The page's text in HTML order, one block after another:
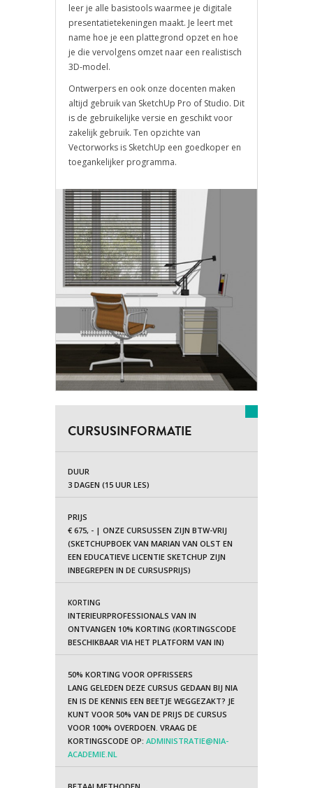
leer je alle basistools waarmee je digitale
presentatietekeningen maakt. Je leert met
name hoe je een plattegrond opzet en hoe
je die vervolgens omzet naar een realistisch
3D-model.
Ontwerpers en ook onze docenten maken
altijd gebruik van SketchUp Pro of Studio. Dit
is de gebruikelijke versie en geschikt voor
zakelijk gebruik. Ten opzichte van
Vectorworks is SketchUp een goedkoper en
toegankelijker programma.
CURSUSINFORMATIE
DUUR
3 DAGEN (15 UUR LES)
PRIJS
€ 675, - | ONZE CURSUSSEN ZIJN BTW-VRIJ
(SKETCHUPBOEK VAN MARIAN VAN OLST EN
EEN EDUCATIEVE LICENTIE SKETCHUP ZIJN
INBEGREPEN IN DE CURSUSPRIJS)
KORTING
INTERIEURPROFESSIONALS VAN IN
ONTVANGEN 10% KORTING (KORTINGSCODE
BESCHIKBAAR VIA HET PLATFORM VAN IN)
50% KORTING VOOR OPFRISSERS
LANG GELEDEN DEZE CURSUS GEDAAN BIJ NIA
EN IS DE KENNIS EEN BEETJE WEGGEZAKT? JE
KUNT VOOR 50% VAN DE PRIJS DE CURSUS
VOOR 100% OVERDOEN. VRAAG DE
KORTINGSCODE OP: ADMINISTRATIE@NIA-
ACADEMIE.NL